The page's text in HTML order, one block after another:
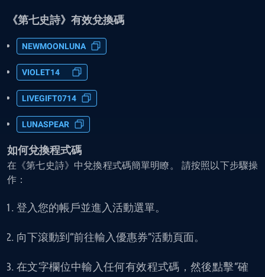
《第七史詩》有效兌換碼
NEWMOONLUNA
VIOLET14
LIVEGIFT0714
LUNASPEAR
如何兌換程式碼
在《第七史詩》中兌換程式碼簡單明瞭。 請按照以下步驟操
作：
登入您的帳戶並進入活動選單。
向下滾動到“前往輸入優惠券”活動頁面。
在文字欄位中輸入任何有效程式碼，然後點擊“確